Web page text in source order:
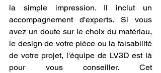
la simple impression. Il inclut un
accompagnement d'experts. Si vous
avez un doute sur le choix du matériau,
le design de votre pièce ou la faisabilité
de votre projet, l'équipe de LV3D est là
pour vous conseiller. Cet